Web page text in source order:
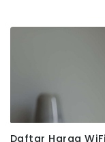
Daftar Harga